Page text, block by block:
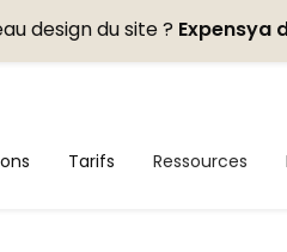
design du site ? Expensya
Tarifs Ressources